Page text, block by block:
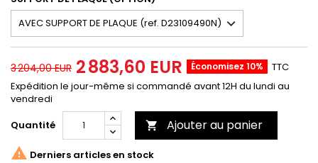
3 204,00 EUR 2 883,60 EUR Économisez 10%
TTC
Expédition le jour-même si commandé avant 12H du lundi au
vendredi
Quantité
 Ajouter au panier
 Derniers articles en stock